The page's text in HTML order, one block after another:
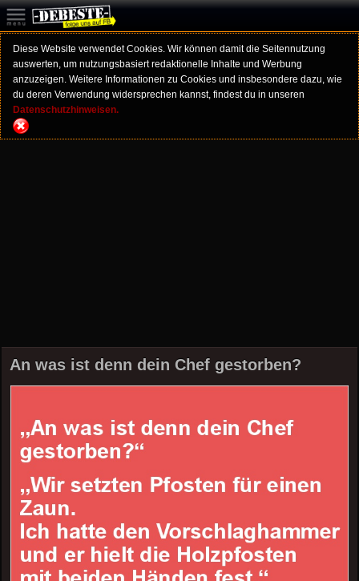
Diese Website verwendet Cookies. Wir können damit die Seitennutzung
auswerten, um nutzungsbasiert redaktionelle Inhalte und Werbung
anzuzeigen. Weitere Informationen zu Cookies und insbesondere dazu, wie
du deren Verwendung widersprechen kannst, findest du in unseren
Datenschutzhinweisen.
An was ist denn dein Chef gestorben?